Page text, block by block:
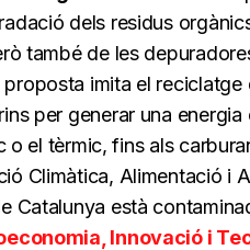
dels residus
també de les
imita el reciclatge
per generar una
o el tèrmic, fins als
Climàtica, Alimentació i
Catalunya està
Innovació i